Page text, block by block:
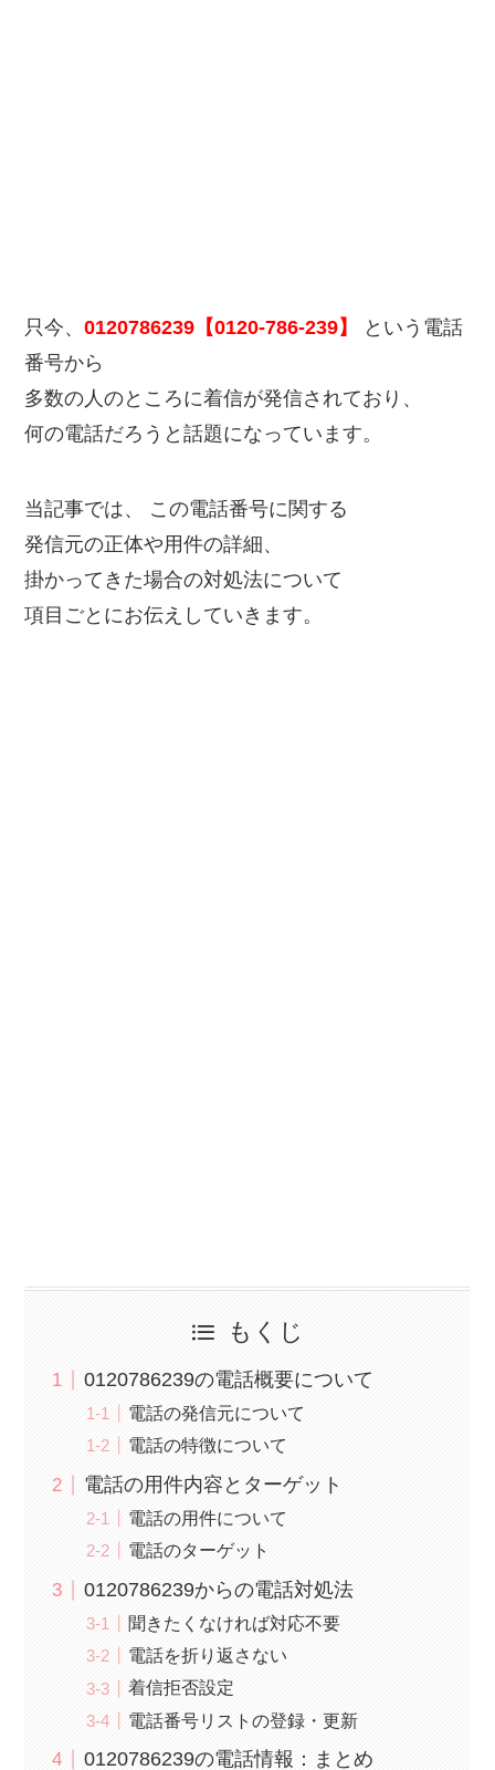
只今、0120786239【0120-786-239】
という電話
番号から
多数の人のところに着信が発信されており、
何の電話だろうと話題になっています。
当記事では、 この電話番号に関する
発信元の正体や用件の詳細、
掛かってきた場合の対処法について
項目ごとにお伝えしていきます。
もくじ
0120786239の電話概要について
電話の発信元について
電話の特徴について
電話の用件内容とターゲット
電話の用件について
電話のターゲット
0120786239からの電話対処法
聞きたくなければ対応不要
電話を折り返さない
着信拒否設定
電話番号リストの登録・更新
0120786239の電話情報：まとめ